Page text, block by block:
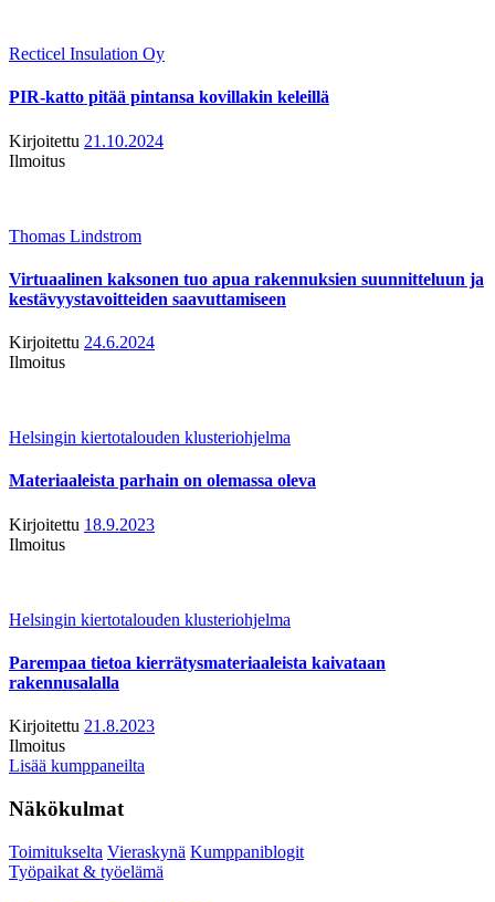
Recticel Insulation Oy
PIR-katto pitää pintansa kovillakin keleillä
Kirjoitettu 21.10.2024
Ilmoitus
Thomas Lindstrom
Virtuaalinen kaksonen tuo apua rakennuksien suunnitteluun ja
kestävyystavoitteiden saavuttamiseen
Kirjoitettu 24.6.2024
Ilmoitus
Helsingin kiertotalouden klusteriohjelma
Materiaaleista parhain on olemassa oleva
Kirjoitettu 18.9.2023
Ilmoitus
Helsingin kiertotalouden klusteriohjelma
Parempaa tietoa kierrätysmateriaaleista kaivataan
rakennusalalla
Kirjoitettu 21.8.2023
Ilmoitus
Lisää kumppaneilta
Näkökulmat
Toimitukselta Vieraskynä Kumppaniblogit
Työpaikat & työelämä